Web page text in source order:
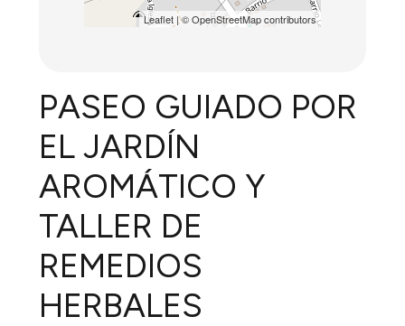
Leaflet| ©OpenStreetMapcontributors
PASEO GUIADO POR
EL JARDÍN
AROMÁTICO Y
TALLER DE
REMEDIOS
HERBALES